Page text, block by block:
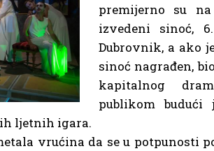
premijerno su
izvedeni sinoć,
Dubrovnik, a ako
sinoć nagrađen,
kapitalnog
publikom
ljetnih igara.
vrućina da se u potpunosti